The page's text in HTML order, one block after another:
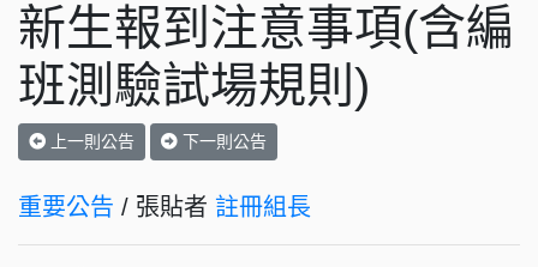
新生報到注意事項(含編
班測驗試場規則)
上一則公告 下一則公告
重要公告 / 張貼者 註冊組長